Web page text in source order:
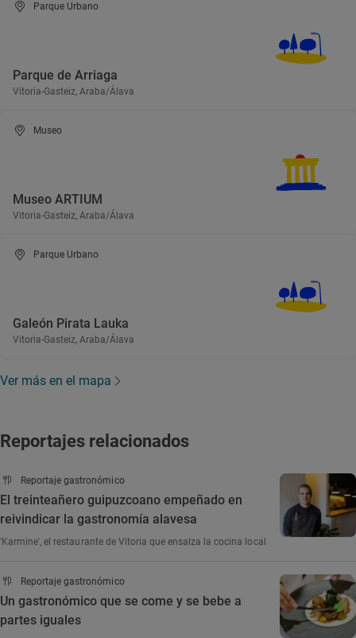
Parque Urbano
Parque de Arriaga
Vitoria-Gasteiz, Araba/Álava
Museo
Museo ARTIUM
Vitoria-Gasteiz, Araba/Álava
Parque Urbano
Galeón Pirata Lauka
Vitoria-Gasteiz, Araba/Álava
Ver más en el mapa
Reportajes relacionados
Reportaje gastronómico
El treinteañero guipuzcoano empeñado en
reivindicar la gastronomía alavesa
'Karmine', el restaurante de Vitoria que ensalza la cocina local
Reportaje gastronómico
Un gastronómico que se come y se bebe a
partes iguales